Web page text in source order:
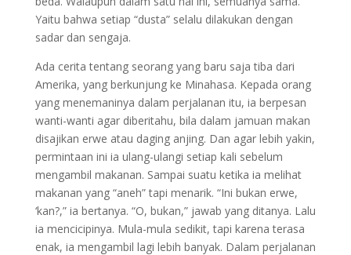
Yaitu bahwa setiap “dusta” selalu dilakukan dengan
sadar dan sengaja.
Ada cerita tentang seorang yang baru saja tiba dari
Amerika, yang berkunjung ke Minahasa. Kepada orang
yang menemaninya dalam perjalanan itu, ia berpesan
wanti-wanti agar diberitahu, bila dalam jamuan makan
disajikan erwe atau daging anjing. Dan agar lebih yakin,
permintaan ini ia ulang-ulangi setiap kali sebelum
mengambil makanan. Sampai suatu ketika ia melihat
makanan yang “aneh” tapi menarik. “Ini bukan erwe,
‘kan?,” ia bertanya. “O, bukan,” jawab yang ditanya. Lalu
ia mencicipinya. Mula-mula sedikit, tapi karena terasa
enak, ia mengambil lagi lebih banyak. Dalam perjalanan